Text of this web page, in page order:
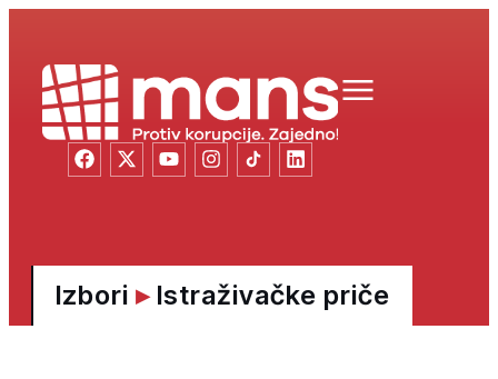
Izbori ▸Istraživačke priče